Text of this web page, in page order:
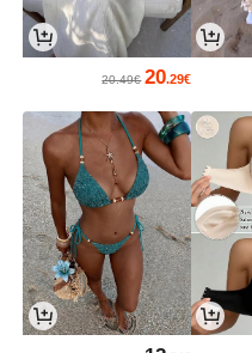
20.29€
20.49€